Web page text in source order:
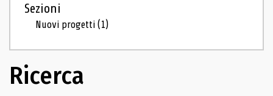
Sezioni
Nuovi progetti(1)
Ricerca